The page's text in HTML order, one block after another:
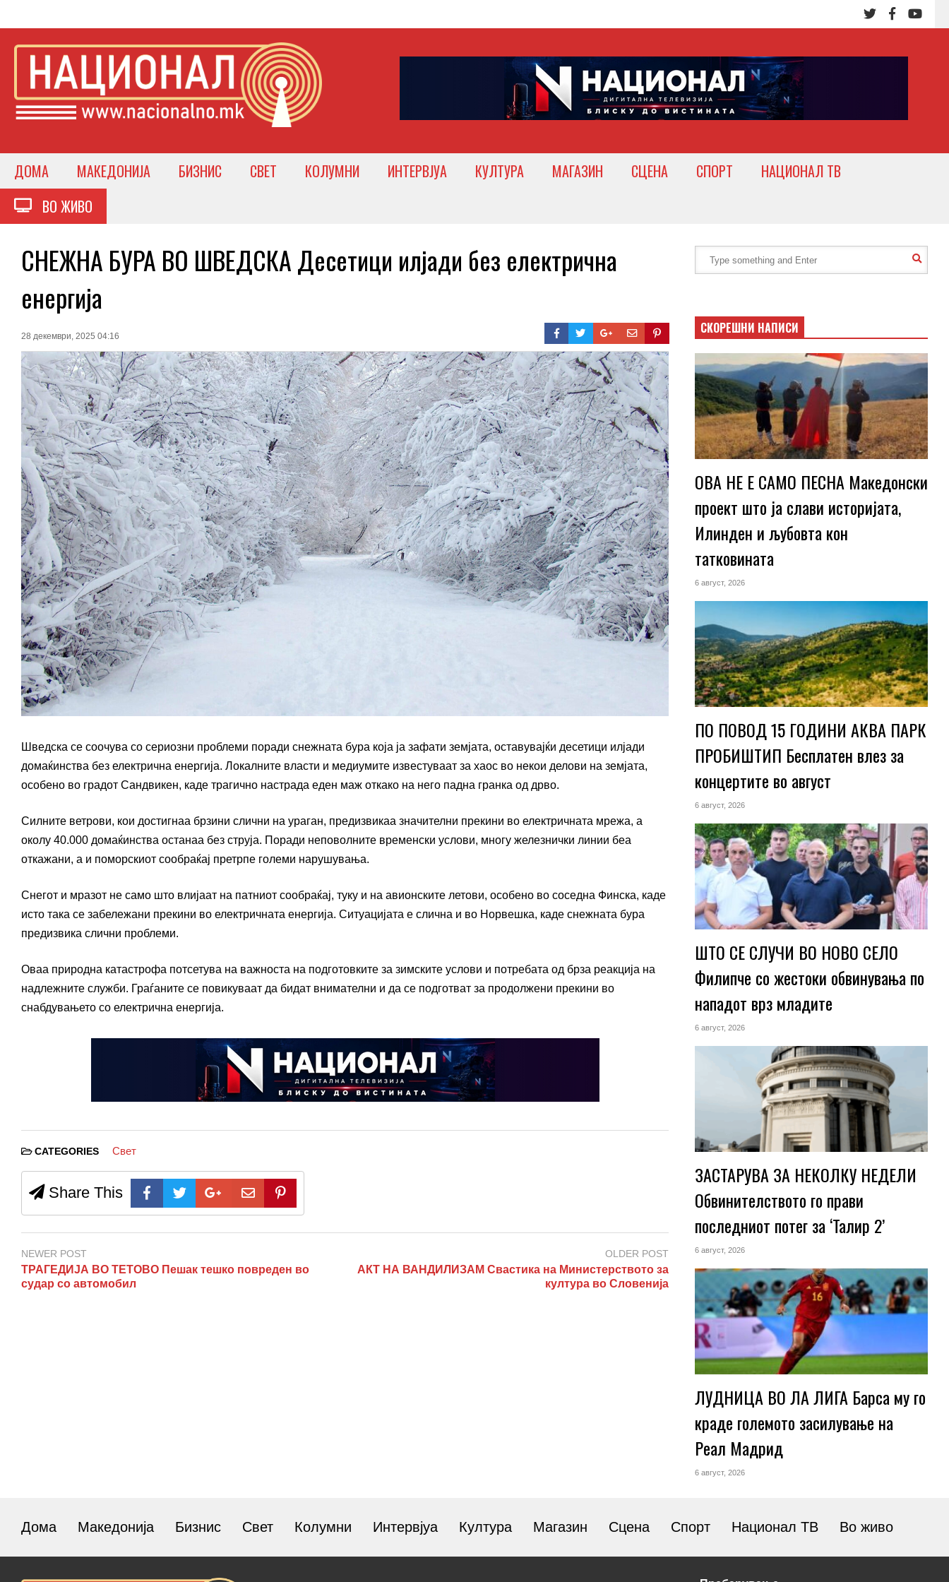
ДОМА МАКЕДОНИЈА БИЗНИС СВЕТ КОЛУМНИ ИНТЕРВЈУА КУЛТУРА МАГАЗИН СЦЕНА СПОРТ
НАЦИОНАЛ ТВ
ВО ЖИВО
СНЕЖНА БУРА ВО ШВЕДСКА Десетици илјади без електрична
енергија
28 декември, 2025 04:16
Шведска се соочува со сериозни проблеми поради снежната бура која ја зафати земјата, оставувајќи десетици илјади
домаќинства без електрична енергија. Локалните власти и медиумите известуваат за хаос во некои делови на земјата,
особено во градот Сандвикен, каде трагично настрада еден маж откако на него падна гранка од дрво.
Силните ветрови, кои достигнаа брзини слични на ураган, предизвикаа значителни прекини во електричната мрежа, а
околу 40.000 домаќинства останаа без струја. Поради неповолните временски услови, многу железнички линии беа
откажани, а и поморскиот сообраќај претрпе големи нарушувања.
Снегот и мразот не само што влијаат на патниот сообраќај, туку и на авионските летови, особено во соседна Финска, каде
исто така се забележани прекини во електричната енергија. Ситуацијата е слична и во Норвешка, каде снежната бура
предизвика слични проблеми.
Оваа природна катастрофа потсетува на важноста на подготовките за зимските услови и потребата од брза реакција на
надлежните служби. Граѓаните се повикуваат да бидат внимателни и да се подготват за продолжени прекини во
снабдувањето со електрична енергија.
CATEGORIES Свет
Share This
NEWER POST
ТРАГЕДИЈА ВО ТЕТОВО Пешак тешко повреден во
судар со автомобил
OLDER POST
АКТ НА ВАНДИЛИЗАМ Свастика на Министерството за
култура во Словенија
СКОРЕШНИ НАПИСИ
ОВА НЕ Е САМО ПЕСНА Македонски
проект што ја слави историјата,
Илинден и љубовта кон
татковината
6 август, 2026
ПО ПОВОД 15 ГОДИНИ АКВА ПАРК
ПРОБИШТИП Бесплатен влез за
концертите во август
6 август, 2026
ШТО СЕ СЛУЧИ ВО НОВО СЕЛО
Филипче со жестоки обвинувања по
нападот врз младите
6 август, 2026
ЗАСТАРУВА ЗА НЕКОЛКУ НЕДЕЛИ
Обвинителството го прави
последниот потег за ‘Талир 2’
6 август, 2026
ЛУДНИЦА ВО ЛА ЛИГА Барса му го
краде големото засилување на
Реал Мадрид
6 август, 2026
Дома Македонија Бизнис Свет Колумни Интервјуа Култура Магазин Сцена Спорт Национал ТВ Во живо